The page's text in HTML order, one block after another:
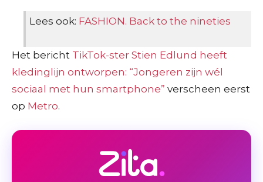
Lees ook: FASHION. Back to the nineties
Het bericht TikTok-ster Stien Edlund heeft
kledinglijn ontworpen: “Jongeren zijn wél
sociaal met hun smartphone” verscheen eerst
op Metro.